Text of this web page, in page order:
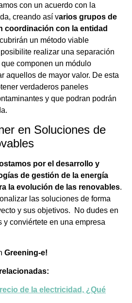
con un acuerdo con la
creando así varios grupos de
coordinación con la entidad
un método viable
realizar una separación
componen un módulo
aquellos de mayor valor. De esta
verdaderos paneles
y que podran podrán
en Soluciones de
por el desarrollo y
de gestión de la energía
la evolución de las renovables.
las soluciones de forma
y sus objetivos. No dudes en
y conviértete en una empresa
Greening-e!
de la electricidad, ¿Qué